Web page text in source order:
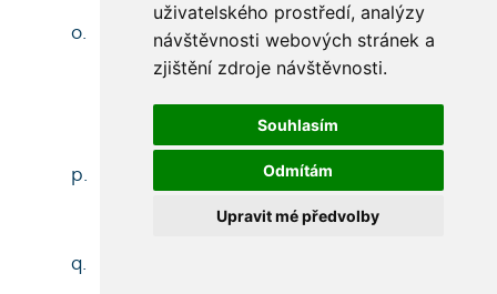
uživatelského prostředí, analýzy
návštěvnosti webových stránek a
zjištění zdroje návštěvnosti.
Souhlasím
Odmítám
Upravit mé předvolby
o.
vlastní prezentaci (co může žadatel
nabídnout UK, jejím studentům a
p.
identifikaci absolventského spolku fakulty
q.